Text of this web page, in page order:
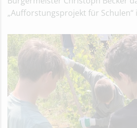
„Aufforstungsprojekt für Schulen“